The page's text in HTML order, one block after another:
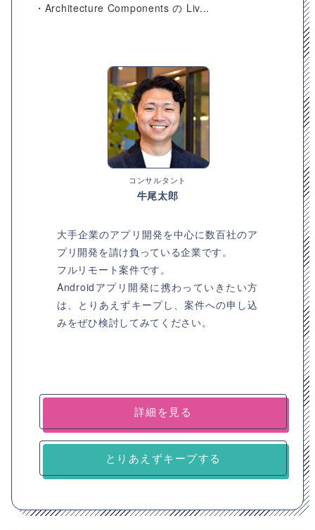
・Architecture Components の Liv...
コンサルタント
牛尾太郎
大手企業のアプリ開発を中心に数百社のア
プリ開発を請け負っている企業です。
フルリモート案件です。
Androidアプリ開発に携わっていきたい方
は、とりあえずキープし、案件への申し込
みをぜひ検討してみてください。
詳細を見る
とりあえずキープする